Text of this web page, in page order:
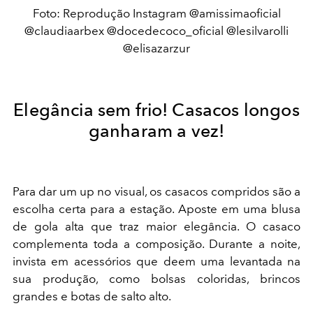
Foto: Reprodução Instagram @amissimaoficial
@claudiaarbex @docedecoco_oficial @lesilvarolli
@elisazarzur
Elegância sem frio! Casacos longos
ganharam a vez!
Para dar um up no visual, os casacos compridos são a
escolha certa para a estação. Aposte em uma blusa
de gola alta que traz maior elegância. O casaco
complementa toda a composição. Durante a noite,
invista em acessórios que deem uma levantada na
sua produção, como bolsas coloridas, brincos
grandes e botas de salto alto.